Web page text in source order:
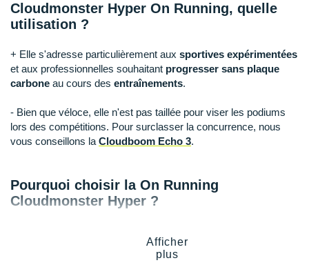
Cloudmonster Hyper On Running, quelle
utilisation ?
+ Elle s'adresse particulièrement aux sportives expérimentées
et aux professionnelles souhaitant progresser sans plaque
carbone au cours des entraînements.
- Bien que véloce, elle n'est pas taillée pour viser les podiums
lors des compétitions. Pour surclasser la concurrence, nous
vous conseillons la Cloudboom Echo 3.
Pourquoi choisir la On Running
Cloudmonster Hyper ?
impressionnant pour
Afficher
plus
The North Face
Under Armour
X-Bionic
+ Voir toutes les marques